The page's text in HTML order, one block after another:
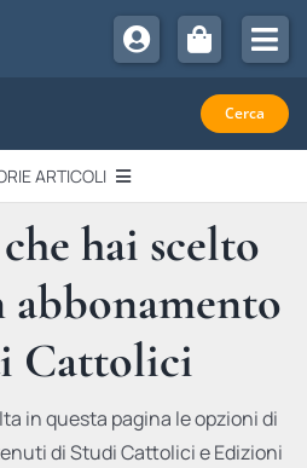
Cerca
ARTICOLI
NUMERO
hai scelto
Cattolici
in questa pagina le opzioni di
di Studi Cattolici e Edizioni